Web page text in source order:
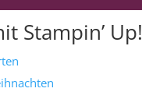
Stampin’ Up!